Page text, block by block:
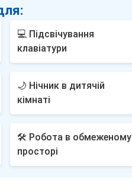
💻 Підсвічування
клавіатури
🌙 Нічник в дитячій
кімнаті
🛠️ Робота в обмеженому
просторі